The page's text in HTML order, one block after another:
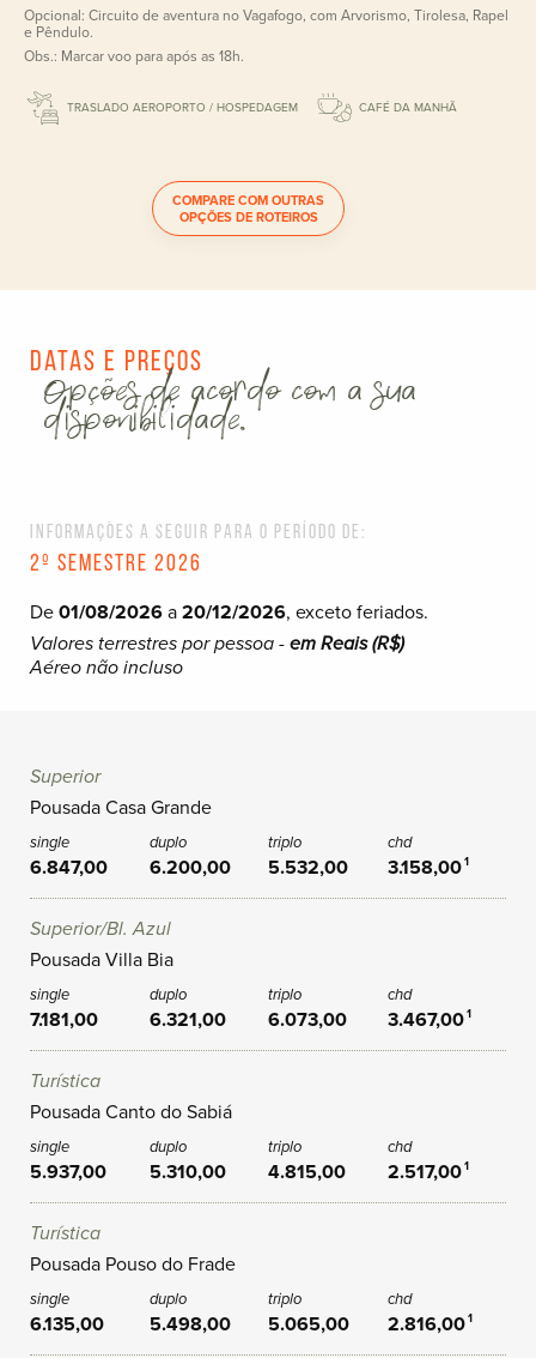
Opcional: Circuito de aventura no Vagafogo, com Arvorismo, Tirolesa, Rapel
e Pêndulo.
Obs.: Marcar voo para após as 18h.
TRASLADO AEROPORTO / HOSPEDAGEM CAFÉ DA MANHÃ
COMPARE COM OUTRAS
OPÇÕES DE ROTEIROS
Datas e Preços
Opções de acordo com a sua
disponibilidade.
Informações a seguir para o período de:
2º semestre 2026
De01/08/2026a20/12/2026, exceto feriados.
Valores terrestres por pessoa -em Reais (R$)
Aéreo não incluso
Superior
Pousada Casa Grande
6.847,00 6.200,00 5.532,00 3.158,001
Superior/Bl. Azul
Pousada Villa Bia
7.181,00 6.321,00 6.073,00 3.467,001
Turística
Pousada Canto do Sabiá
5.937,00 5.310,00 4.815,00 2.517,001
Turística
Pousada Pouso do Frade
6.135,00 5.498,00 5.065,00 2.816,001